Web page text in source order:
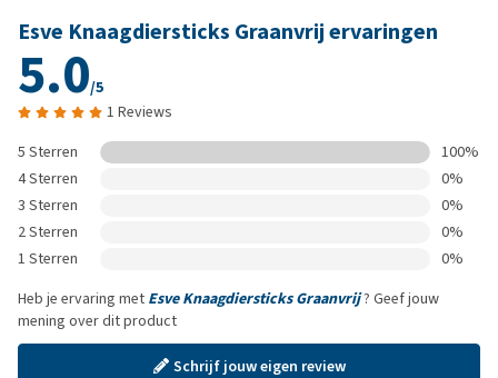
Esve Knaagdiersticks Graanvrij ervaringen
5.0/5
1 Reviews
5 Sterren
100%
4 Sterren
0%
3 Sterren
0%
2 Sterren
0%
1 Sterren
0%
Heb je ervaring met Esve Knaagdiersticks Graanvrij? Geef jouw
mening over dit product
Schrijf jouw eigen review